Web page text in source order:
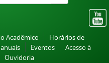
Canais
Acadêmico
Horários de
Eventos
Acesso à
Ouvidoria